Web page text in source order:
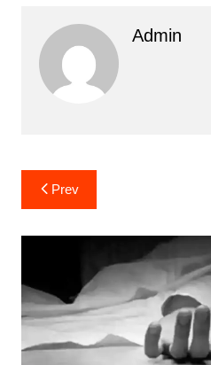
Admin
Post
navigation
Prev